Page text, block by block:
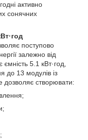
активно
сонячних
поступово
залежно від
5.1 кВт·год,
до 13 модулів із
дозволяє створювати: